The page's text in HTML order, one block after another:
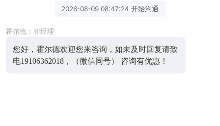
2026-08-09 08:47:24 开始沟通
霍尔德：崔经理
您好，霍尔德欢迎您来咨询，如未及时回复请致
电19106362018，（微信同号） 咨询有优惠！